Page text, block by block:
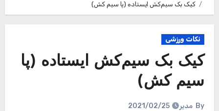
کیک بک سیم‌کش ایستاده (پا سیم کش)
نکات ورزشی
کیک بک سیم‌کش ایستاده (پا
سیم کش)
By مدیر
2021/02/25